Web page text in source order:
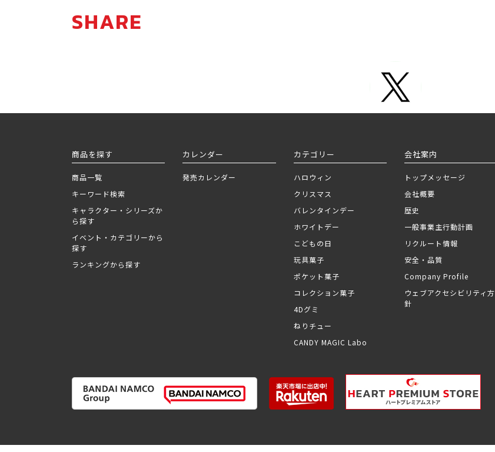
SHARE
商品を探す
商品一覧
キーワード検索
キャラクター・シリーズか
ら探す
イベント・カテゴリーから
探す
ランキングから探す
カレンダー
発売カレンダー
カテゴリー
ハロウィン
クリスマス
バレンタインデー
ホワイトデー
こどもの日
玩具菓子
ポケット菓子
コレクション菓子
4Dグミ
ねりチュー
CANDY MAGIC Labo
会社案内
トップメッセージ
会社概要
歴史
一般事業主行動計画
リクルート情報
安全・品質
Company Profile
ウェブアクセシビリティ方
針